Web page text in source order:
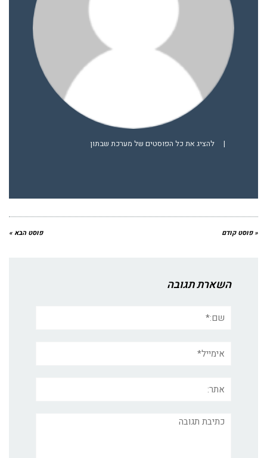
| להציג את כל הפוסטים של מערכת שבתון
« פוסט קודם פוסט הבא »
השארת תגובה
תגובה